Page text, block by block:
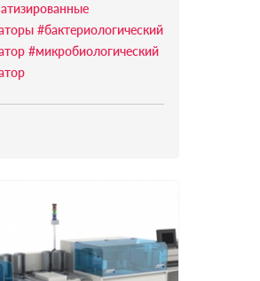
#бактериологический
#микробиологический